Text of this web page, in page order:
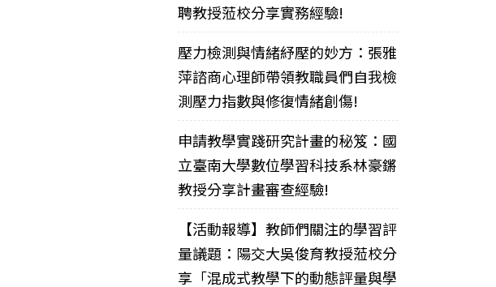
聘教授蒞校分享實務經驗!
壓力檢測與情緒紓壓的妙方：張雅
萍諮商心理師帶領教職員們自我檢
測壓力指數與修復情緒創傷!
申請教學實踐研究計畫的秘笈：國
立臺南大學數位學習科技系林豪鏘
教授分享計畫審查經驗!
【活動報導】教師們關注的學習評
量議題：陽交大吳俊育教授蒞校分
享「混成式教學下的動態評量與學